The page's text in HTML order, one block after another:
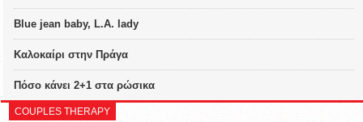
Blue jean baby, L.A. lady
Καλοκαίρι στην Πράγα
Πόσο κάνει 2+1 στα ρώσικα
COUPLES THERAPY